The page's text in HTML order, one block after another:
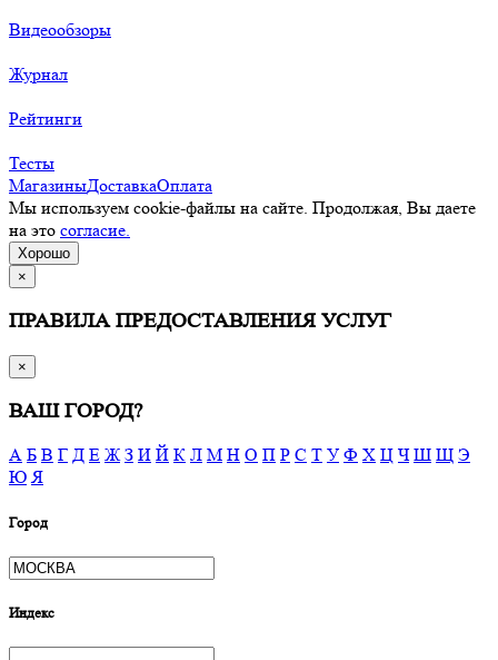
Видеообзоры
Журнал
Рейтинги
Тесты
МагазиныДоставкаОплата
Мы используем cookie-файлы на сайте. Продолжая, Вы даете
на это согласие.
Хорошо
×
ПРАВИЛА ПРЕДОСТАВЛЕНИЯ УСЛУГ
×
ВАШ ГОРОД?
А Б В Г Д Е Ж З И Й К Л М Н О П Р С Т У Ф Х Ц Ч Ш Щ Э
Ю Я
Город
Индекс